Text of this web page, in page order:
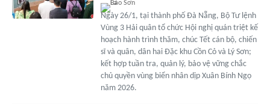
Ngày 26/1, tại thành phố Đà Nẵng, Bộ Tư lệnh
Vùng 3 Hải quân tổ chức Hội nghị quán triệt kế
hoạch hành trình thăm, chúc Tết cán bộ, chiến
sĩ và quân, dân hai Đặc khu Cồn Cỏ và Lý Sơn;
kết hợp tuần tra, quản lý, bảo vệ vững chắc
chủ quyền vùng biển nhân dịp Xuân Bính Ngọ
năm 2026.